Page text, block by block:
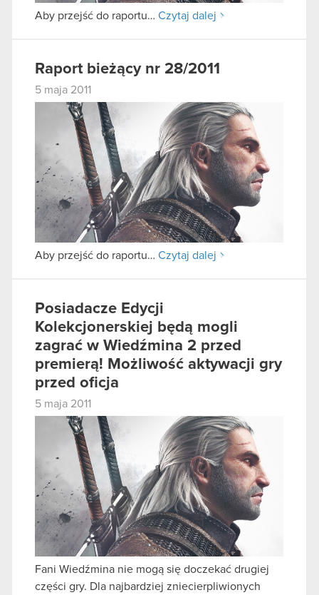
Aby przejść do raportu… Czytaj dalej
Raport bieżący nr 28/2011
5 maja 2011
Aby przejść do raportu… Czytaj dalej
Posiadacze Edycji
Kolekcjonerskiej będą mogli
zagrać w Wiedźmina 2 przed
premierą! Możliwość aktywacji gry
przed oficja
5 maja 2011
Fani Wiedźmina nie mogą się doczekać drugiej
części gry. Dla najbardziej zniecierpliwionych